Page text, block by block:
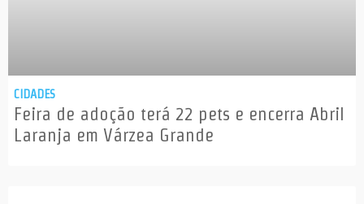
CIDADES
Feira de adoção terá 22 pets e encerra Abril
Laranja em Várzea Grande